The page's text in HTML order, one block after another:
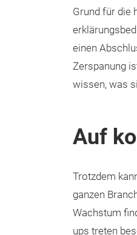
Grund für die
einen
Zerspanung
wissen, was
Auf
Trotzdem
ganzen
Wachstum
ups treten